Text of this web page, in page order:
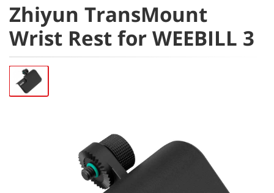
Zhiyun TransMount
Wrist Rest for WEEBILL 3